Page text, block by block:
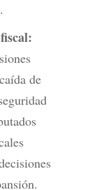
de